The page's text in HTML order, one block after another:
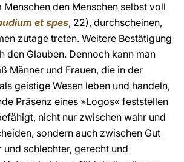
Menschen den Menschen selbst voll
et spes, 22), durchscheinen,
zutage treten. Weitere Bestätigung
den Glauben. Dennoch kann man
Männer und Frauen, die in der
geistige Wesen leben und handeln,
Präsenz eines »Logos« feststellen
nicht nur zwischen wahr und
sondern auch zwischen Gut
und schlechter, gerecht und